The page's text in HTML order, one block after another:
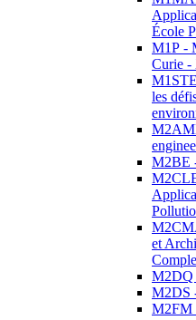
École
M1P -
Curie -
les
M2BE
et
M2DQ
M2DS
M2FM